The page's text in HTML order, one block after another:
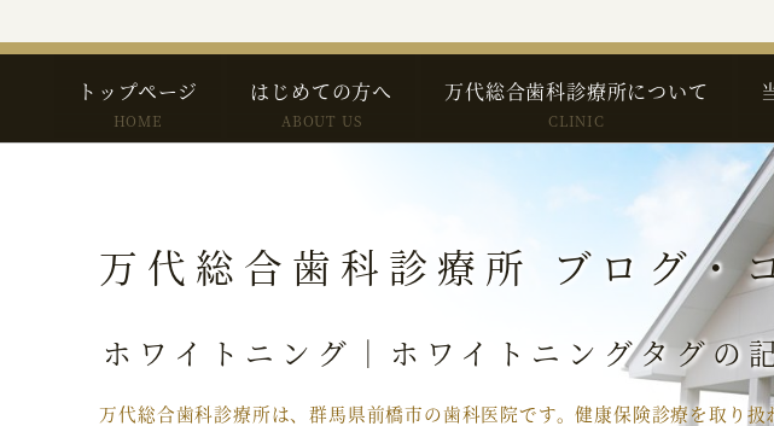
トップページ
HOME
はじめての方へ
ABOUT US
万代総合歯科診療所について
CLINIC
万代総合歯科診療所 ブログ・
ホワイトニング｜ホワイトニングタグの
万代総合歯科診療所は、群馬県前橋市の歯科医院です。健康保険診療を取り扱